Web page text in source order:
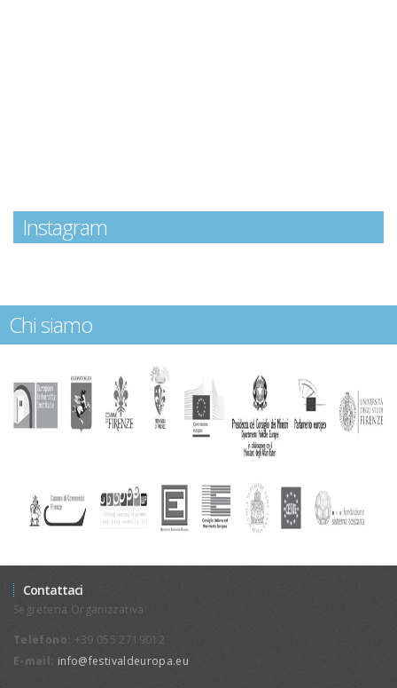
Instagram
Chi siamo
Contattaci
Segreteria Organizzativa
Telefono: +39 055 2719012
E-mail: info@festivaldeuropa.eu